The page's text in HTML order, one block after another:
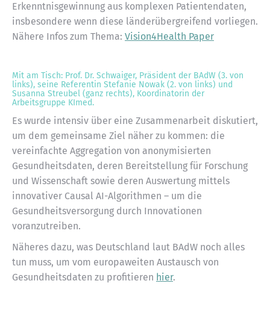
Erkenntnisgewinnung aus komplexen Patientendaten,
insbesondere wenn diese länderübergreifend vorliegen.
Nähere Infos zum Thema: Vision4Health Paper
Mit am Tisch: Prof. Dr. Schwaiger, Präsident der BAdW (3. von
links), seine Referentin Stefanie Nowak (2. von links) und
Susanna Streubel (ganz rechts), Koordinatorin der
Arbeitsgruppe KImed.
Es wurde intensiv über eine Zusammenarbeit diskutiert,
um dem gemeinsame Ziel näher zu kommen: die
vereinfachte Aggregation von anonymisierten
Gesundheitsdaten, deren Bereitstellung für Forschung
und Wissenschaft sowie deren Auswertung mittels
innovativer Causal AI-Algorithmen – um die
Gesundheitsversorgung durch Innovationen
voranzutreiben.
Näheres dazu, was Deutschland laut BAdW noch alles
tun muss, um vom europaweiten Austausch von
Gesundheitsdaten zu profitieren hier.